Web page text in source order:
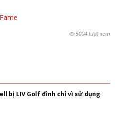
5004 lượt xem
bị LIV Golf đình chỉ vì sử dụng